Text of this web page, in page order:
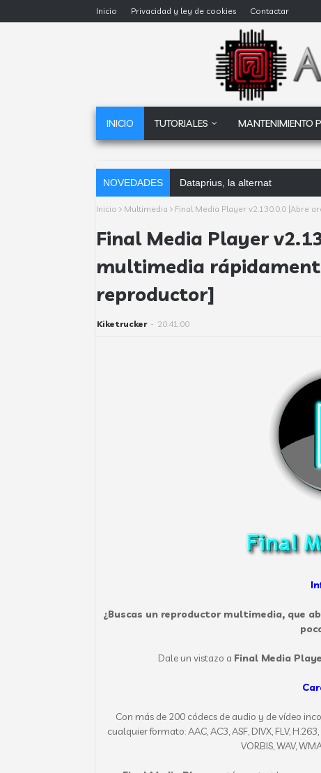
Inicio Privacidad y ley de cookies Contactar
INICIO TUTORIALES MANTENIMIENTO
NOVEDADES Dataprius, la alternativa a
Inicio Multimedia Final Media Player v2.130.0.0 [Abre
Final Media Player
multimedia
reproductor]
Kiketrucker - 20:41:00
¿Buscas un reproductor multimedia, que
Dale un vistazo a Final Media
Con más de 200 códecs de audio y de vídeo
cualquier formato: AAC, AC3, ASF, DIVX, FLV,
VORBIS, WAV,